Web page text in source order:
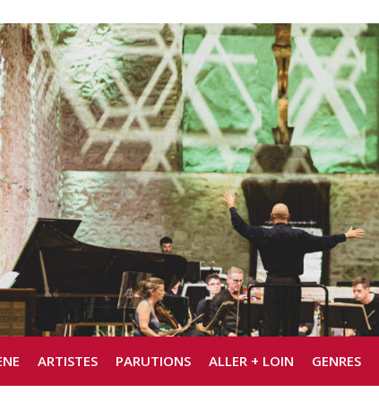
ARTISTES PARUTIONS ALLER + LOIN GENRES